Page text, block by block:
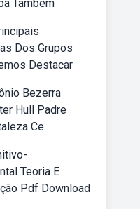
Também
Dos Grupos
Destacar
Bezerra
Hull Padre
Ce
Teoria E
Pdf Download